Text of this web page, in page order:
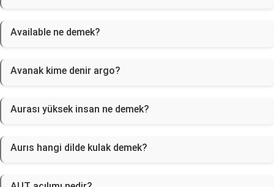
Available ne demek?
Avanak kime denir argo?
Aurası yüksek insan ne demek?
Aurıs hangi dilde kulak demek?